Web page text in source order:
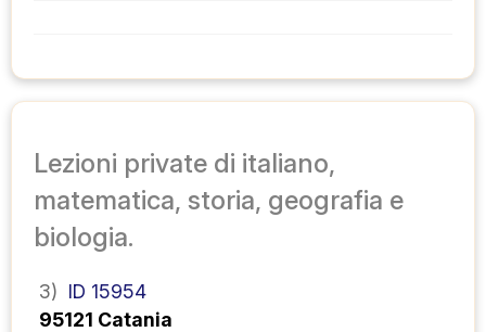
Lezioni private di italiano,
matematica, storia, geografia e
biologia.
3) ID 15954
95121 Catania